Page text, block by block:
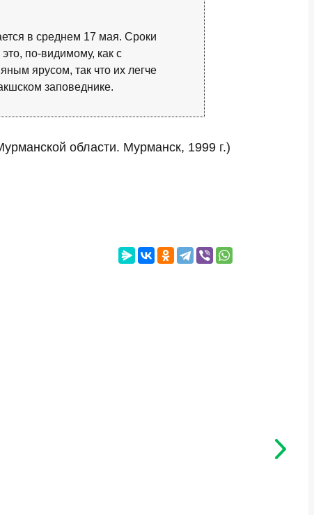
в среднем 17 мая. Сроки
по-видимому, как с
ярусом, так что их легче
заповеднике.
области. Мурманск, 1999 г.)